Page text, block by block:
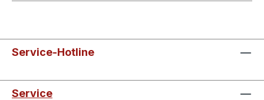
Service-Hotline
Service